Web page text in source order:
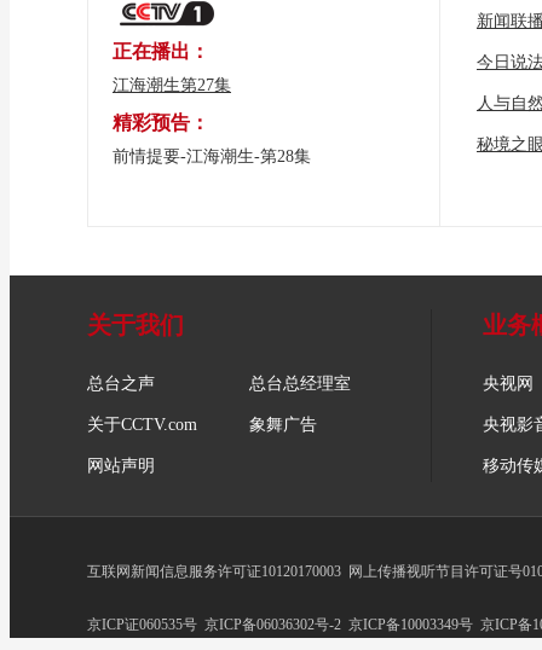
正在播出：
江海潮生第27集
精彩预告：
前情提要-江海潮生-第28集
新闻联
今日说
人与自
秘境之
关于我们
总台之声 总台总经理室
关于CCTV.com 象舞广告
网站声明
业务
央视网
央视影
移动传
互联网新闻信息服务许可证10120170003 网上传播视听节目许可证号
京ICP证060535号 京ICP备06036302号-2 京ICP备10003349号 京ICP备